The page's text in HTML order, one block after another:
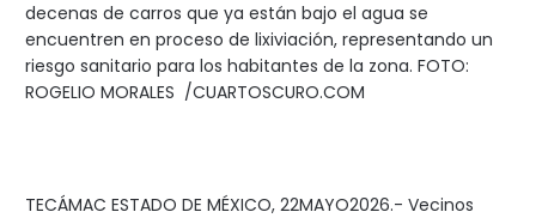
decenas de carros que ya están bajo el agua se
encuentren en proceso de lixiviación, representando un
riesgo sanitario para los habitantes de la zona. FOTO:
ROGELIO MORALES /CUARTOSCURO.COM
TECÁMAC ESTADO DE MÉXICO, 22MAYO2026.- Vecinos